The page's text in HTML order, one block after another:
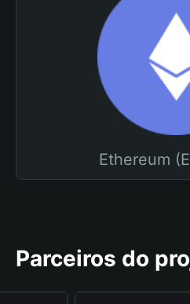
Ethereum
Parceiros do